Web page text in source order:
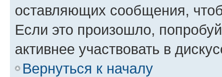
оставляющих сообщения,
Если это произошло,
активнее участвовать в
Вернуться к началу